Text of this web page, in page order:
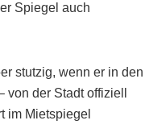
Spiegel auch
stutzig, wenn er in den
der Stadt offiziell
im Mietspiegel